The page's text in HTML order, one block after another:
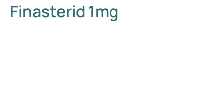
Finasterid 1mg